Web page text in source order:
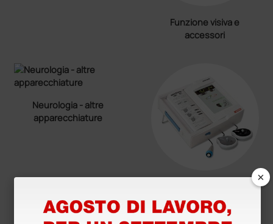
Funzione visiva e
accessori
Neurologia - altre
apparecchiature
apparecchiature
×